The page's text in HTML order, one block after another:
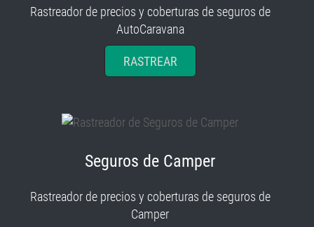
Rastreador de precios y coberturas de seguros de
AutoCaravana
RASTREAR
Seguros de Camper
Rastreador de precios y coberturas de seguros de
Camper